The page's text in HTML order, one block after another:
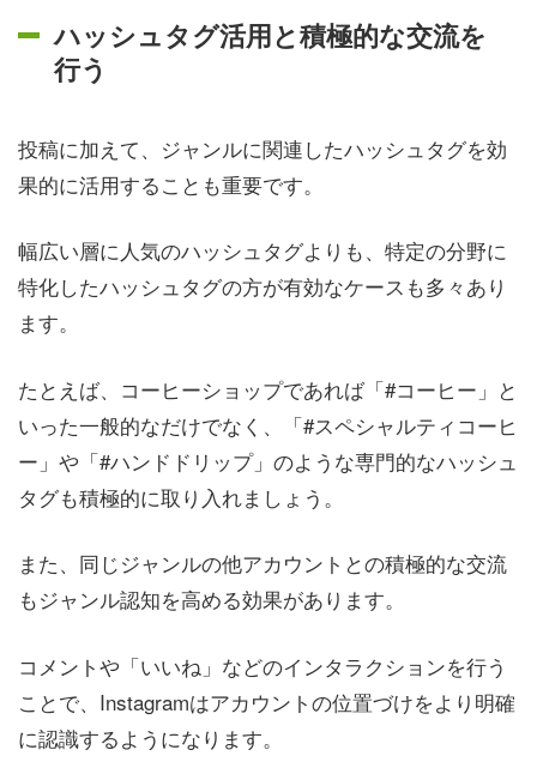
ハッシュタグ活用と積極的な交流を
行う
投稿に加えて、ジャンルに関連したハッシュタグを効
果的に活用することも重要です。
幅広い層に人気のハッシュタグよりも、特定の分野に
特化したハッシュタグの方が有効なケースも多々あり
ます。
たとえば、コーヒーショップであれば「#コーヒー」と
いった一般的なだけでなく、「#スペシャルティコーヒ
ー」や「#ハンドドリップ」のような専門的なハッシュ
タグも積極的に取り入れましょう。
また、同じジャンルの他アカウントとの積極的な交流
もジャンル認知を高める効果があります。
コメントや「いいね」などのインタラクションを行う
ことで、Instagramはアカウントの位置づけをより明確
に認識するようになります。